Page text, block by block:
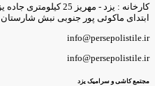
کارخانه : یزد - مهریز 25
ماکوئی پور جنوبی نبش شارستان
کاشی و سرامیک یزد